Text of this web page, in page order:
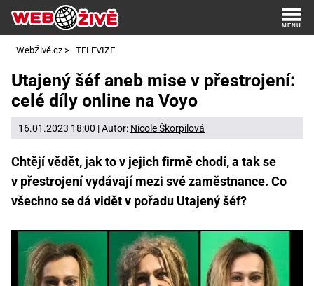
WebŽivě.cz > TELEVIZE
Utajený šéf aneb mise v přestrojení:
celé díly online na Voyo
16.01.2023 18:00 | Autor: Nicole Škorpilová
Chtějí vědět, jak to v jejich firmě chodí, a tak se
v přestrojení vydávají mezi své zaměstnance. Co
všechno se dá vidět v pořadu Utajený šéf?